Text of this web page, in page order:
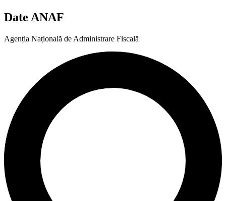
Date ANAF
Agenția Națională de Administrare Fiscală